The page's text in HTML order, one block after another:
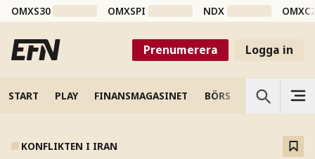
OMXS30 OMXSPI NDX
Prenumerera Logga in
START PLAY FINANSMAGASINET BÖRS VETENSKAP
KONFLIKTEN I IRAN